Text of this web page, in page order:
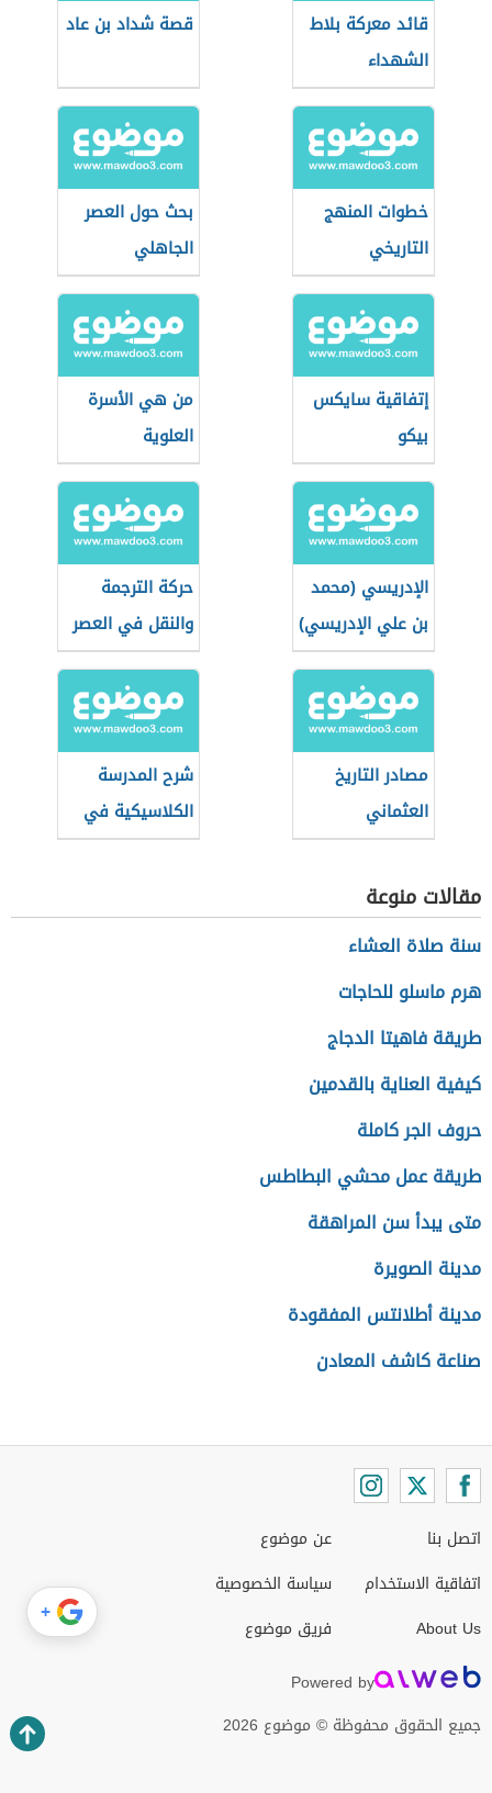
قائد معركة بلاط
الشهداء
قصة شداد بن عاد
خطوات المنهج
التاريخي
بحث حول العصر
الجاهلي
إتفاقية سايكس
بيكو
من هي الأسرة
العلوية
الإدريسي (محمد
بن علي الإدريسي)
حركة الترجمة
والنقل في العصر
العباسي الأول
وأثرها على الفكر
والأدب والثقافة
مصادر التاريخ
العثماني
شرح المدرسة
الكلاسيكية في
العمارة
مقالات منوعة
سنة صلاة العشاء
هرم ماسلو للحاجات
طريقة فاهيتا الدجاج
كيفية العناية بالقدمين
حروف الجر كاملة
طريقة عمل محشي البطاطس
متى يبدأ سن المراهقة
مدينة الصويرة
مدينة أطلانتس المفقودة
صناعة كاشف المعادن
اتصل بنا
اتفاقية الاستخدام
About Us
عن موضوع
سياسة الخصوصية
فريق موضوع
Powered by
جميع الحقوق محفوظة © موضوع 2026
+